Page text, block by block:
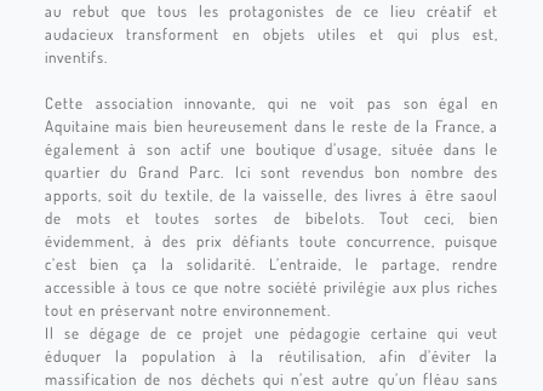
au rebut que tous les protagonistes de ce lieu créatif et
audacieux transforment en objets utiles et qui plus est,
inventifs.
Cette association innovante, qui ne voit pas son égal en
Aquitaine mais bien heureusement dans le reste de la France, a
également à son actif une boutique d’usage, située dans le
quartier du Grand Parc. Ici sont revendus bon nombre des
apports, soit du textile, de la vaisselle, des livres à être saoul
de mots et toutes sortes de bibelots. Tout ceci, bien
évidemment, à des prix défiants toute concurrence, puisque
c’est bien ça la solidarité. L’entraide, le partage, rendre
accessible à tous ce que notre société privilégie aux plus riches
tout en préservant notre environnement.
Il se dégage de ce projet une pédagogie certaine qui veut
éduquer la population à la réutilisation, afin d’éviter la
massification de nos déchets qui n’est autre qu’un fléau sans